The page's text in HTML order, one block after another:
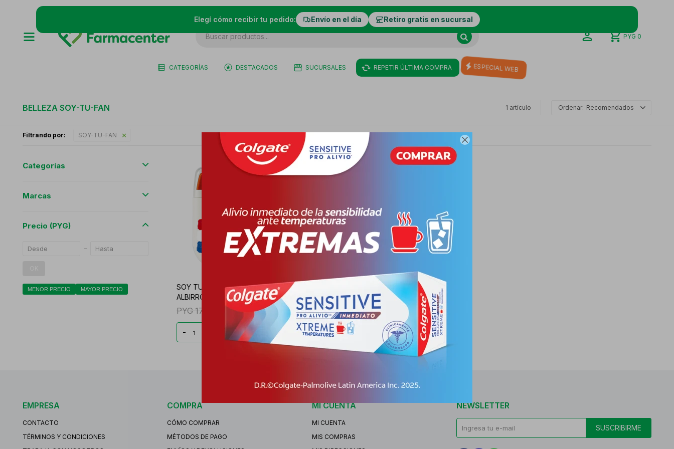

Elegí cómo recibir tu pedido: Envío en el día Retiro gratis en sucursal
CATEGORÍAS DESTACADOS SUCURSALES REPETIR ÚLTIMA COMPRA ESPECIAL WEB
PYG 0
BELLEZA SOY-TU-FAN 1 artículo Recomendados
Filtrando por: SOY-TU-FAN
SOY TU FAN MAQ
ALBIRROJA 3G
PYG 17.857 PYG 13.393
-
Categorías
Marcas
Precio (PYG)
MENOR PRECIO MAYOR PRECIO
EMPRESA
CONTACTO
TÉRMINOS Y CONDICIONES
COMPRA
CÓMO COMPRAR
MÉTODOS DE PAGO
MI CUENTA
MI CUENTA
MIS COMPRAS
NEWSLETTER
SUSCRIBIRME